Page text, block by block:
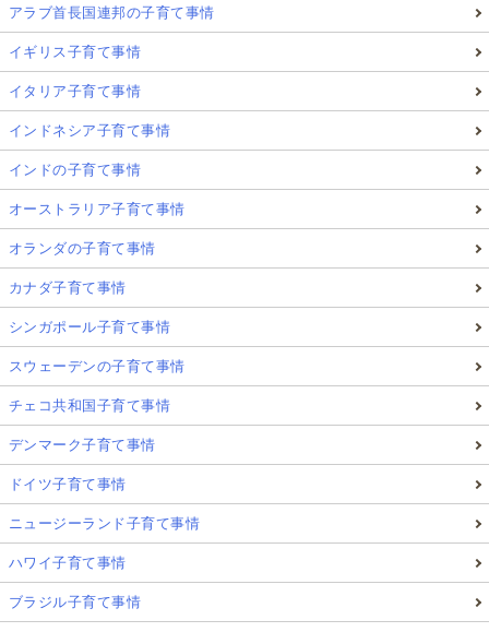
アラブ首長国連邦の子育て事情
イギリス子育て事情
イタリア子育て事情
インドネシア子育て事情
インドの子育て事情
オーストラリア子育て事情
オランダの子育て事情
カナダ子育て事情
シンガポール子育て事情
スウェーデンの子育て事情
チェコ共和国子育て事情
デンマーク子育て事情
ドイツ子育て事情
ニュージーランド子育て事情
ハワイ子育て事情
ブラジル子育て事情